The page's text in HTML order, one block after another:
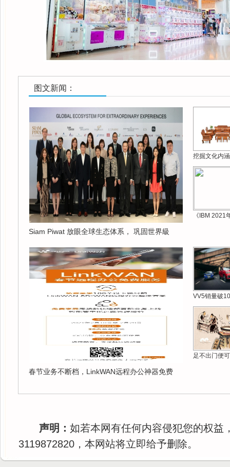
图文新闻：
Siam Piwat 放眼全球生态体系， 巩固世界級
挖掘文化内
《IBM 2021
春节业务不断档，LinkWAN远程办公神器免费
VV5销量破
足不出门便
声明： 如若本网有任何内容侵犯您的权益
3119872820，本网站将立即给予删除。